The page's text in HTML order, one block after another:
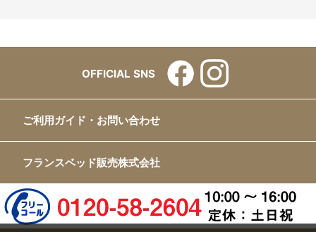
OFFICIAL SNS
ご利用ガイド・お問い合わせ
フランスベッド販売株式会社